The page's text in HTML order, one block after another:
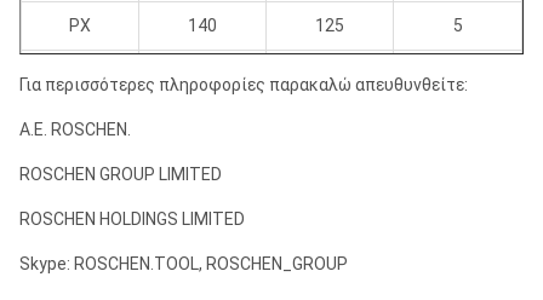
PX 140 125 5
100.1
NX
BX 73.1
ΤΣΕΚΟΥΡΙ 57.3
Για περισσότερες πληροφορίες παρακαλώ απευθυνθείτε:
Α.Ε. ROSCHEN.
ROSCHEN GROUP LIMITED
ROSCHEN HOLDINGS LIMITED
Skype: ROSCHEN.TOOL, ROSCHEN_GROUP